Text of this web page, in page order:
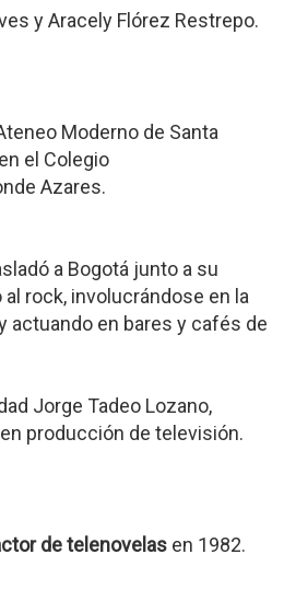
y Aracely Flórez Restrepo.
Moderno de Santa
el Colegio
Azares.
a Bogotá junto a su
rock, involucrándose en la
actuando en bares y cafés de
Jorge Tadeo Lozano,
producción de televisión.
de telenovelas en 1982.